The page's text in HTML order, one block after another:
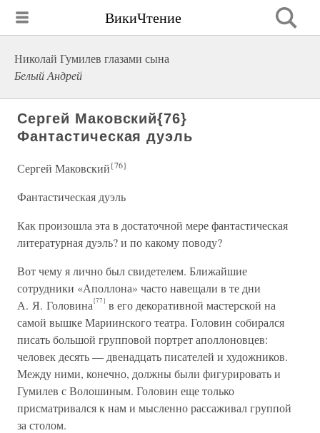
ВикиЧтение
Николай Гумилев глазами сына
Белый Андрей
Сергей Маковский{76}
Фантастическая дуэль
Сергей Маковский{76}
Фантастическая дуэль
Как произошла эта в достаточной мере фантастическая
литературная дуэль? и по какому поводу?
Вот чему я лично был свидетелем. Ближайшие
сотрудники «Аполлона» часто навещали в те дни
А. Я. Головина{77} в его декоративной мастерской на
самой вышке Мариинского театра. Головин собирался
писать большой групповой портрет аполлоновцев:
человек десять — двенадцать писателей и художников.
Между ними, конечно, должны были фигурировать и
Гумилев с Волошиным. Головин еще только
присматривался к нам и мысленно рассаживал группой
за столом.